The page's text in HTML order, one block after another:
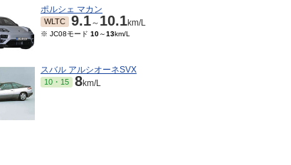
ポルシェ マカン
WLTC 9.1～ 10.1km/L
※ JC08モード 10～13km/L
スバル アルシオーネSVX
10・15 8km/L